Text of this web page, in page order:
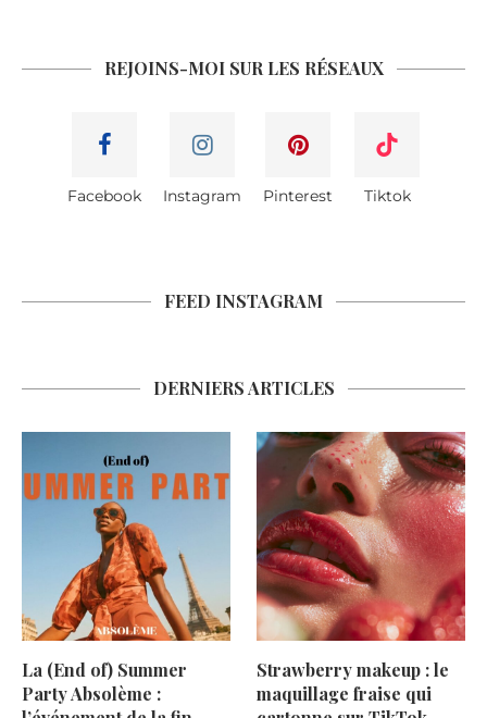
REJOINS-MOI SUR LES RÉSEAUX
Facebook Instagram Pinterest Tiktok
FEED INSTAGRAM
DERNIERS ARTICLES
La (End of) Summer
Party Absolème :
Strawberry makeup : le
maquillage fraise qui